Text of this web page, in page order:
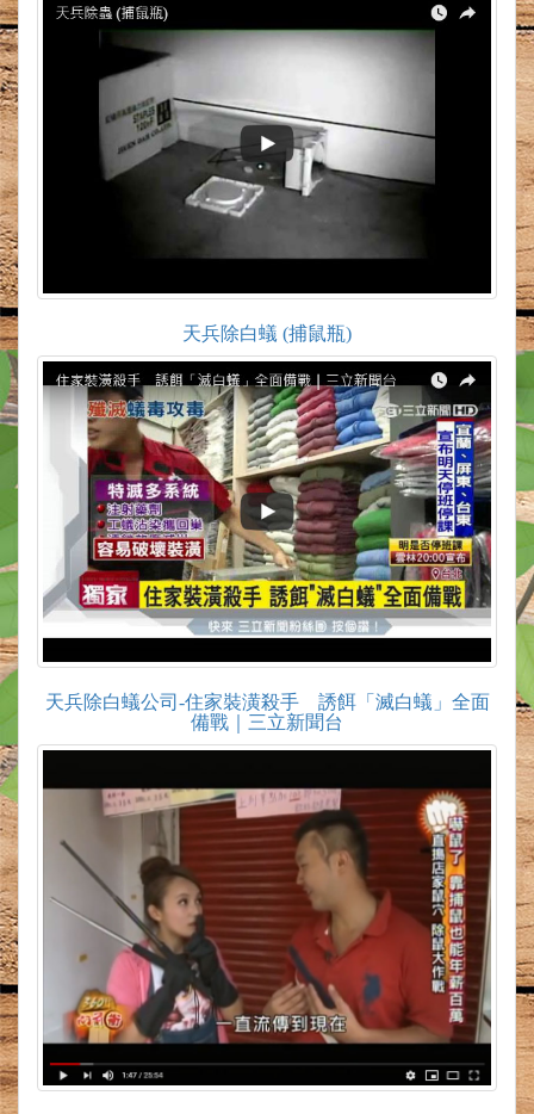
天兵除白蟻 (捕鼠瓶)
天兵除白蟻公司-住家裝潢殺手 誘餌「滅白蟻」全面
備戰｜三立新聞台